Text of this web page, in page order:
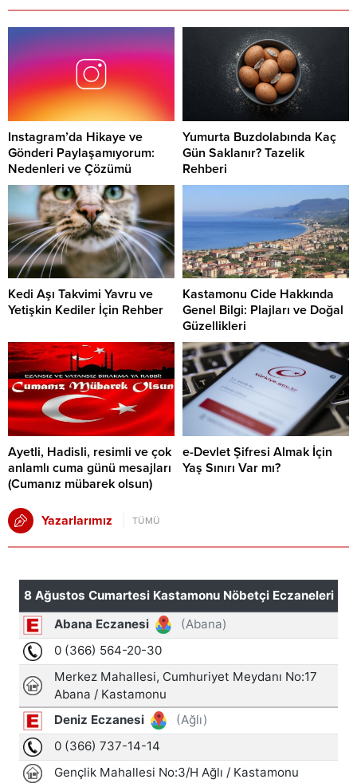
Instagram’da Hikaye ve
Gönderi Paylaşamıyorum:
Nedenleri ve Çözümü
Yumurta Buzdolabında Kaç
Gün Saklanır? Tazelik
Rehberi
Kedi Aşı Takvimi Yavru ve
Yetişkin Kediler İçin Rehber
Kastamonu Cide Hakkında
Genel Bilgi: Plajları ve Doğal
Güzellikleri
Ayetli, Hadisli, resimli ve çok
anlamlı cuma günü mesajları
(Cumanız mübarek olsun)
e-Devlet Şifresi Almak İçin
Yaş Sınırı Var mı?
Yazarlarımız TÜMÜ